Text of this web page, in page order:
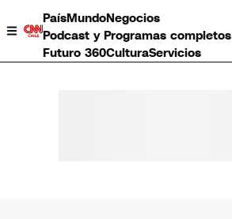
PaísMundoNegocios
Podcast y Programas completos
Futuro 360CulturaServicios